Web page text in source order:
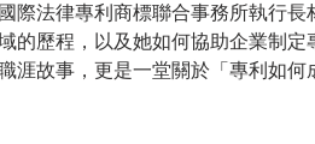
際法律專利商標聯合事務所執行
的歷程，以及她如何協助企業制
涯故事，更是一堂關於「專利如何